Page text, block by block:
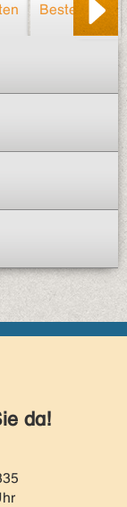
Bestellung/